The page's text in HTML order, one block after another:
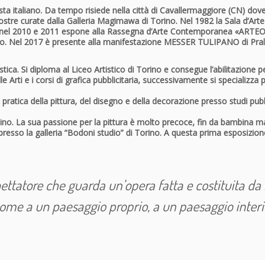
e
r
t
o
i
n
o
e
F
r
o
u
italiano. Da tempo risiede nella città di Cavallermaggiore (CN)
curate dalla Galleria Magimawa di Torino. Nel 1982 la Sala
2010 e 2011 espone alla Rassegna d’Arte Contemporanea
2017 è presente alla manifestazione MESSER TULIPANO di
Si diploma al Liceo Artistico di Torino e consegue l’abilitazione
e i corsi di grafica pubblicitaria, successivamente si specializza
della pittura, del disegno e della decorazione presso studi
La sua passione per la pittura è molto precoce, fin da bambina
la galleria “Bodoni studio” di Torino. A questa prima
che guarda un’opera fatta e costituita
a un paesaggio proprio, a un paesaggio